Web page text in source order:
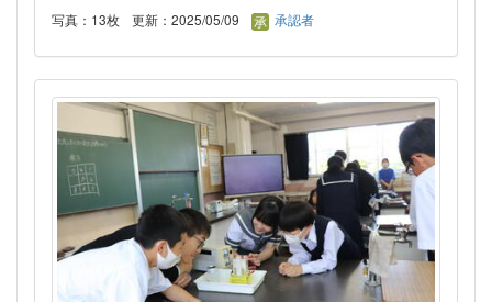
写真：13枚 更新：2025/05/09 承認者